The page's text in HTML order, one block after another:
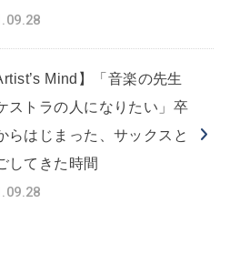
Mind】「音楽の先生
ストラの人になりたい」卒
らはじまった、サックスと
してきた時間